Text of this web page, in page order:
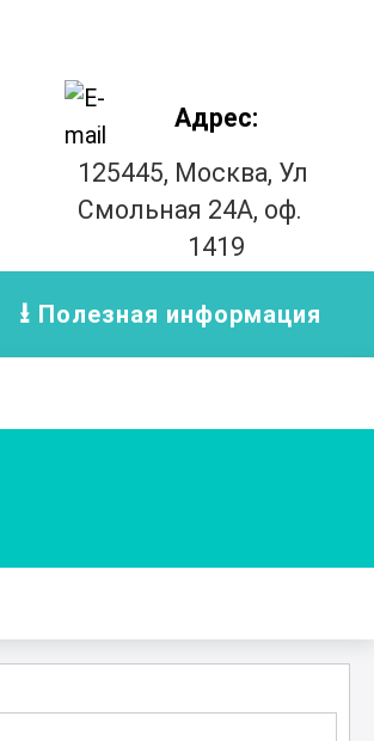
Адрес:
125445, Москва, Ул
Смольная 24А, оф.
1419
Полезная информация